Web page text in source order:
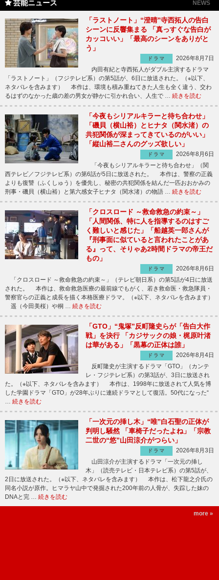
芸能ニュース NEWS
「ラストノート」“澄晴”寺西拓人の告白
シーンに反響集まる 「真っすぐな告白が
カッコいい」「最高のシーンをありがと
う」
ドラマ
2026年8月7日
内田有紀と寺西拓人がダブル主演するドラマ
「ラストノート」（フジテレビ系）の第5話が、6日に放送された。（※以下、
ネタバレを含みます） 本作は、環境も積み重ねてきた人生も全く違う、交わ
るはずのなかった歳の差の男女が静かに引かれ合い、人生で … 続きを読む
「今夜もシリアルキラーと待ち合わせ」
「磯貝（横山裕）とヒナタ（関水渚）の
共犯関係が深まってきているのがいい」
「縦山裕二さんのグッズ欲しい」
ドラマ
2026年8月6日
「今夜もシリアルキラーと待ち合わせ」（関
西テレビ／フジテレビ系）の第6話が5日に放送された。 本作は、警察の正義
よりも復讐（ふくしゅう）を優先し、秘密の共犯関係を結んだ一匹おおかみの
刑事・磯貝（横山裕）と第六感女子ヒナタ（関水渚）の物語 … 続きを読む
「クロスロード ～救命救急の約束～」
「人間関係、特に人を指導するのはすご
く難しいと感じた」「船越英一郎さんが
『刑事面に似ていると言われたことがあ
る』って、そりゃあ2時間ドラマの帝王だ
もの」
ドラマ
2026年8月6日
「クロスロード ～救命救急の約束～」（テレビ朝日系）の第5話が4日に放送
された。 本作は、救命救急医療の最前線でもがく、若き救命医・救急隊員・
警察官らの正義と成長を描く本格医療ドラマ。（※以下、ネタバレを含みます）
遥（今田美桜）や桐 … 続きを読む
「GTO」“鬼塚”反町隆史らが「告白大作
戦」を決行 「カジサックの娘・梶原叶渚
は華がある」「黒幕の正体は誰」
ドラマ
2026年8月4日
反町隆史が主演するドラマ「GTO」（カンテ
レ・フジテレビ系）の第3話が、3日に放送され
た。（※以下、ネタバレを含みます） 本作は、1998年に放送されて人気を博
した学園ドラマ「GTO」が28年ぶりに連続ドラマとして復活。50代になった“
… 続きを読む
「一次元の挿し木」“唯”白石聖の正体が
判明し騒然 「車椅子だったよね」「宗教
二世の“悠”山田涼介がつらい」
ドラマ
2026年8月3日
山田涼介が主演するドラマ「一次元の挿し
木」（読売テレビ・日本テレビ系）の第5話が、
2日に放送された。（※以下、ネタバレを含みます） 本作は、松下龍之介氏の
同名小説が原作。ヒマラヤ山中で発掘された200年前の人骨が、失踪した妹の
DNAと完 … 続きを読む
more »